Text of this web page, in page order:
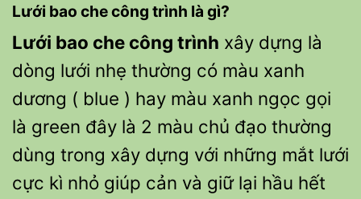
Lưới bao che công trình là gì?
Lưới bao che công trình xây dựng là
dòng lưới nhẹ thường có màu xanh
dương ( blue ) hay màu xanh ngọc gọi
là green đây là 2 màu chủ đạo thường
dùng trong xây dựng với những mắt lưới
cực kì nhỏ giúp cản và giữ lại hầu hết